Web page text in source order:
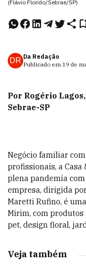
(Flávio Florido/Sebrae/SP)
DR Da Redação
Publicado em 19 de
Por Rogério
Sebrae-SP
Negócio familiar
profissionais, a Casa
plena pandemia
empresa, dirigida
Maretti Rufino, é
Mirim, com produtos
pet, design floral,
Veja também